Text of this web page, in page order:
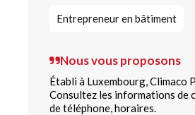
Entrepreneur en bâtiment
Nous vous proposons
Établi à Luxembourg, Climaco
Consultez les informations de
de téléphone, horaires.